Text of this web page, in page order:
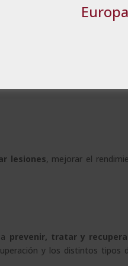
lesiones, mejorar el
prevenir, tratar y
y los distintos tipos
Europa